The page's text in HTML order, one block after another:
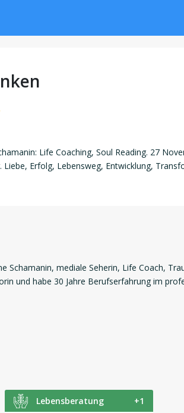
Life Coaching, Soul Reading. 27
Liebe, Erfolg, Lebensweg, Entwicklung,
Schamanin, mediale Seherin, Life Coach,
und habe 30 Jahre Berufserfahrung im
Lebensberatung +1